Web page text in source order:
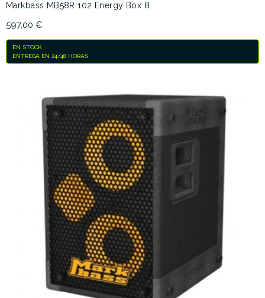
Markbass MB58R 102 Energy Box 8
597,00 €
EN STOCK
ENTREGA EN 24/48 HORAS